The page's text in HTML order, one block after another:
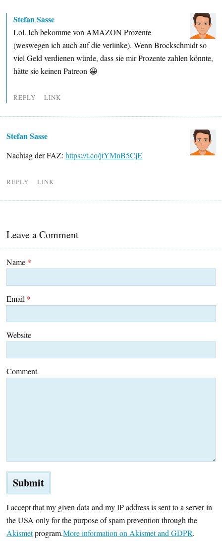
Stefan Sasse
Lol. Ich bekomme von AMAZON Prozente
(weswegen ich auch auf die verlinke). Wenn Brockschmidt so
viel Geld verdienen würde, dass sie mir Prozente zahlen könnte,
hätte sie keinen Patreon 😀
REPLY LINK
Stefan Sasse
Nachtag der FAZ: https://t.co/jtYMnB5CjE
REPLY LINK
Leave a Comment
Name *
Email *
Website
Comment
I accept that my given data and my IP address is sent to a server in
the USA only for the purpose of spam prevention through the
Akismetprogram.More information on Akismet and GDPR.